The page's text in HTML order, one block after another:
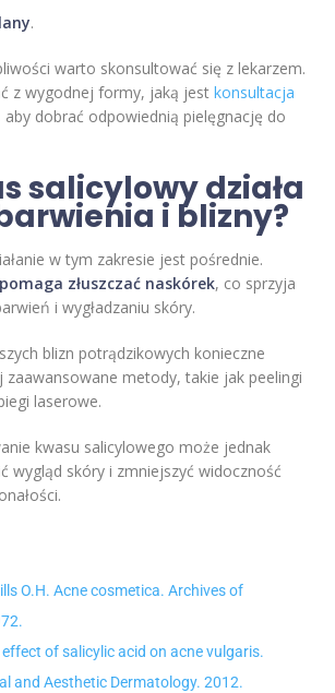
.
warto skonsultować się z lekarzem.
z wygodnej formy, jaką jest konsultacja
aby dobrać odpowiednią pielęgnację do
salicylowy działa
i blizny?
w tym zakresie jest pośrednie.
złuszczać naskórek, co sprzyja
i wygładzaniu skóry.
blizn potrądzikowych konieczne
zaawansowane metody, takie jak peelingi
laserowe.
kwasu salicylowego może jednak
wygląd skóry i zmniejszyć widoczność
O.H. Acne cosmetica. Archives of
effect of salicylic acid on acne vulgaris.
and Aesthetic Dermatology. 2012.